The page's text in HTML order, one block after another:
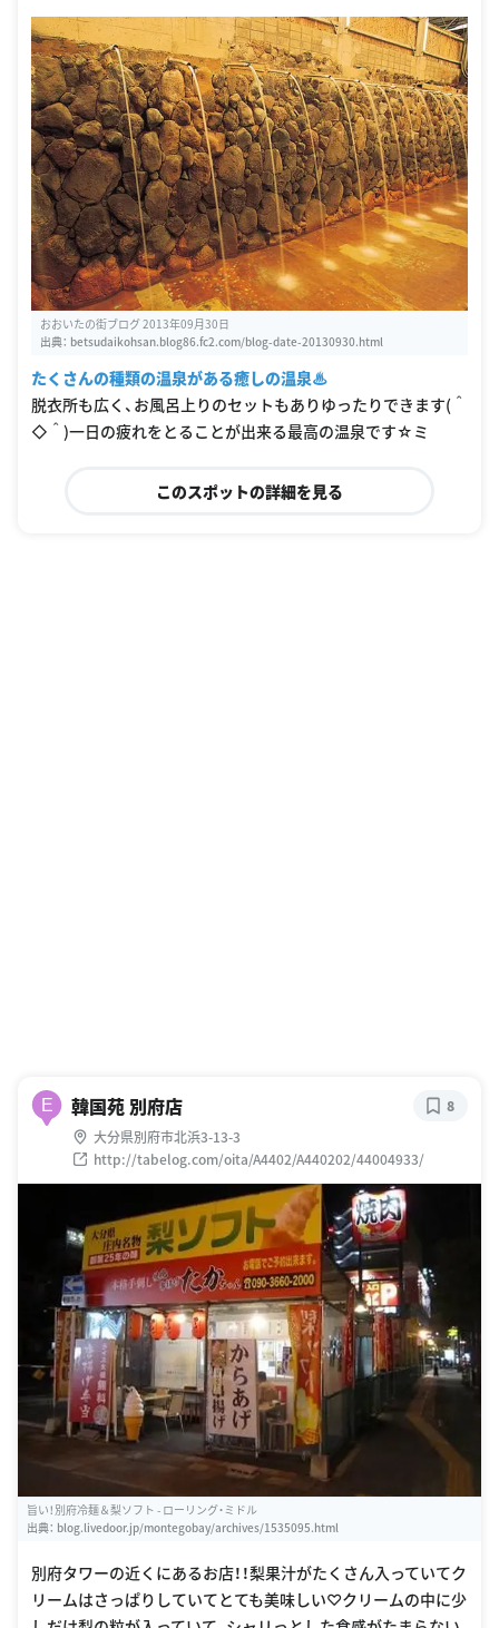
おおいたの街ブログ 2013年09月30日
出典： betsudaikohsan.blog86.fc2.com/blog-date-20130930.html
たくさんの種類の温泉がある癒しの温泉♨
脱衣所も広く、お風呂上りのセットもありゆったりできます(＾
◇＾)一日の疲れをとることが出来る最高の温泉です☆ミ
このスポットの詳細を見る
E 韓国苑 別府店
大分県別府市北浜3-13-3
http://tabelog.com/oita/A4402/A440202/44004933/
8
旨い！別府冷麺＆梨ソフト - ローリング・ミドル
出典： blog.livedoor.jp/montegobay/archives/1535095.html
別府タワーの近くにあるお店！！梨果汁がたくさん入っていてク
リームはさっぱりしていてとても美味しい♡クリームの中に少